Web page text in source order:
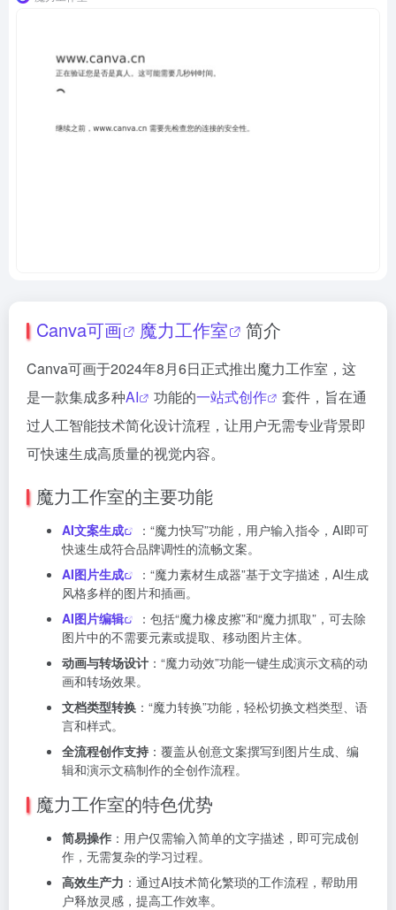
Canva可画 魔力工作室 简介
Canva可画于2024年8月6日正式推出魔力工作室，这
是一款集成多种AI 功能的一站式创作
套件，旨在通
过人工智能技术简化设计流程，让用户无需专业背景即
可快速生成高质量的视觉内容。
魔力工作室的主要功能
AI文案生成
：“魔力快写”功能，用户输入指令，AI即可
快速生成符合品牌调性的流畅文案。
AI图片生成
：“魔力素材生成器”基于文字描述，AI生成
风格多样的图片和插画。
AI图片编辑
：包括“魔力橡皮擦”和“魔力抓取”，可去除
图片中的不需要元素或提取、移动图片主体。
动画与转场设计 ：“魔力动效”功能一键生成演示文稿的动
画和转场效果。
文档类型转换 ：“魔力转换”功能，轻松切换文档类型、语
言和样式。
全流程创作支持 ：覆盖从创意文案撰写到图片生成、编
辑和演示文稿制作的全创作流程。
魔力工作室的特色优势
简易操作 ：用户仅需输入简单的文字描述，即可完成创
作，无需复杂的学习过程。
高效生产力 ：通过AI技术简化繁琐的工作流程，帮助用
户释放灵感，提高工作效率。